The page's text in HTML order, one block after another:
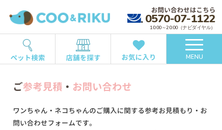
お問い合わせはこちら
0570-07-1122
10:00～20:00（ナビダイヤル）
ペット検索 店舗を探す お気に入り MENU
ご参考見積 ・ お問い合わせ
ワンちゃん・ネコちゃんのご購入に関する参考お見積もり・お
問い合わせフォームです。